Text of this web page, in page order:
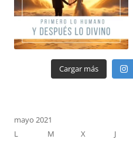
Cargar más
mayo 2021
L
M X J